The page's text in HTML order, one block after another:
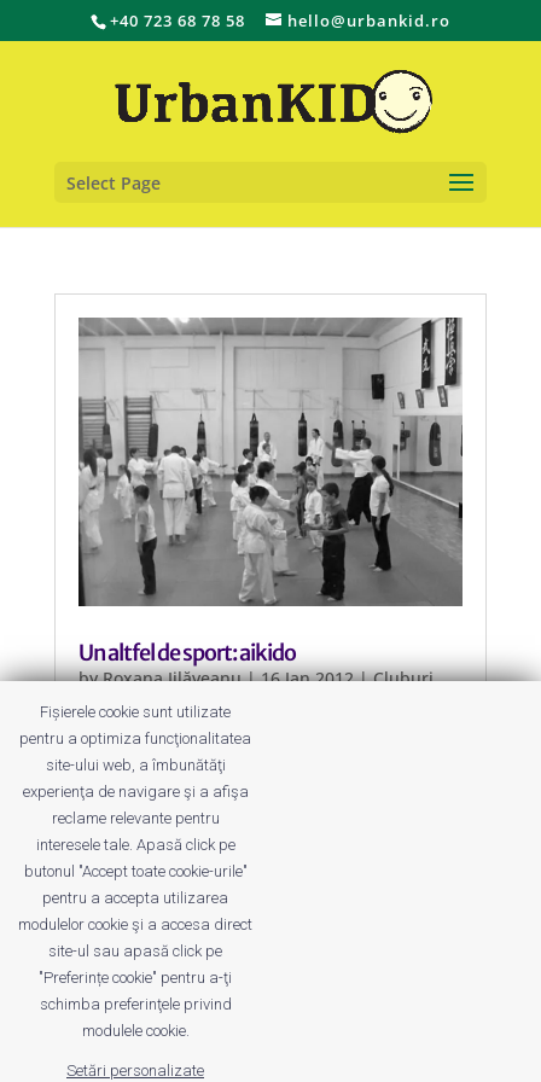
+40 723 68 78 58 hello@urbankid.ro
Select Page
Un altfel de sport: aikido
byRoxana Jilăveanu|16 Jan 2012|Cluburi
Sportive,Sport
Dacă vreți ca piticii voștri să pratice
un altfel de sport, atunci puteți alege
lecțile de aikido.
Despre noi Publicitate
Privacy
Fișierele cookie sunt utilizate
pentru a optimiza funcţionalitatea
site-ului web, a îmbunătăţi
experienţa de navigare şi a afişa
reclame relevante pentru
interesele tale. Apasă click pe
butonul "Accept toate cookie-urile"
pentru a accepta utilizarea
modulelor cookie şi a accesa direct
site-ul sau apasă click pe
"Preferințe cookie" pentru a-ţi
schimba preferinţele privind
modulele cookie.
Setări personalizate